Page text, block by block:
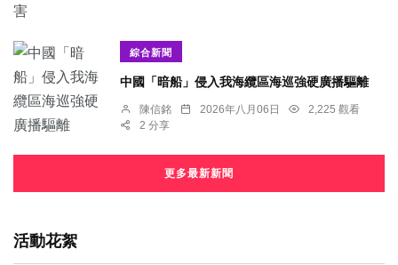
綜合新聞
中國「暗船」侵入我海纜區海巡強硬廣播驅離
陳信銘 2026年八月06日
2,225 觀看
2 分享
更多最新新聞
活動花絮